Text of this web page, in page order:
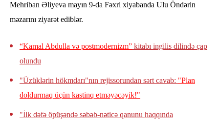
Mehriban Əliyeva mayın 9-da Fəxri xiyabanda Ulu Öndərin
məzarını ziyarət ediblər.
“Kamal Abdulla və postmodernizm” kitabı ingilis dilində çap
olundu
"Üzüklərin hökmdarı"nın rejissorundan sərt cavab: "Plan
doldurmaq üçün kastinq etməyəcəyik!"
"İlk dəfə öpüşəndə səbəb-nəticə qanunu haqqında